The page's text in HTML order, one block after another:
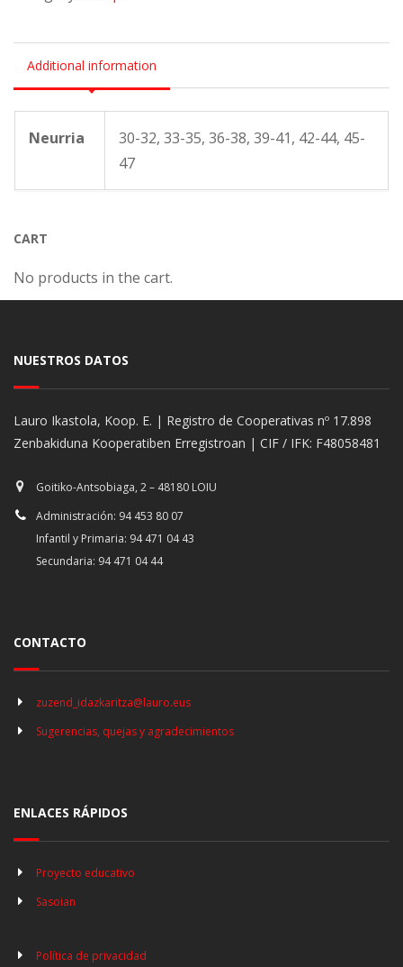
Additional information
Neurria
30-32, 33-35, 36-38, 39-41, 42-44, 45-
47
CART
No products in the cart.
NUESTROS DATOS
Lauro Ikastola, Koop. E. | Registro de Cooperativas nº 17.898
Zenbakiduna Kooperatiben Erregistroan | CIF / IFK: F48058481
Goitiko-Antsobiaga, 2 – 48180 LOIU
Administración: 94 453 80 07
Infantil y Primaria: 94 471 04 43
Secundaria: 94 471 04 44
CONTACTO
zuzend_idazkaritza@lauro.eus
Sugerencias, quejas y agradecimientos
ENLACES RÁPIDOS
Proyecto educativo
Sasoian
Política de privacidad